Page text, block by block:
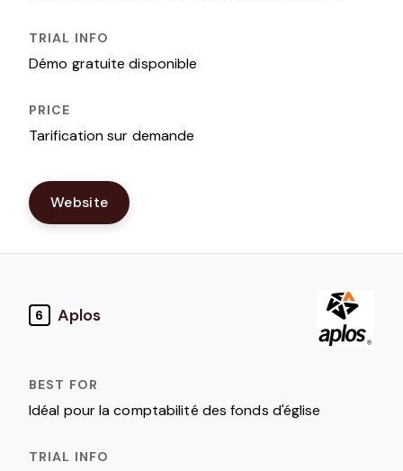
Démo gratuite disponible
Tarification sur demande
Website
6 Aplos
Idéal pour la comptabilité des fonds d'église